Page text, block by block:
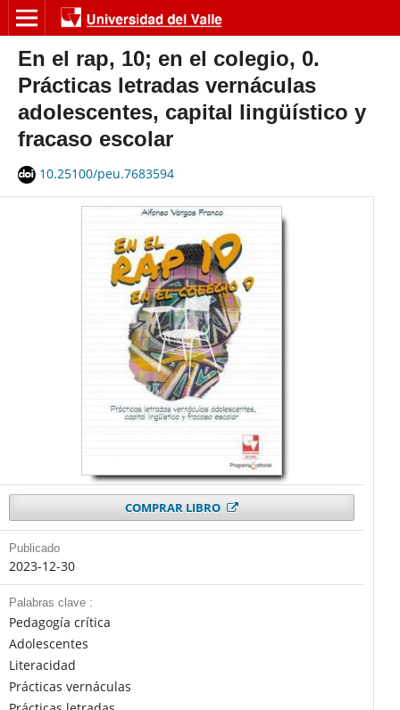
En el rap, 10; en el colegio, 0.
Prácticas letradas vernáculas
adolescentes, capital lingüístico y
fracaso escolar
10.25100/peu.7683594
COMPRAR LIBRO
Publicado
2023-12-30
Palabras clave :
Pedagogía crítica
Adolescentes
Literacidad
Prácticas vernáculas